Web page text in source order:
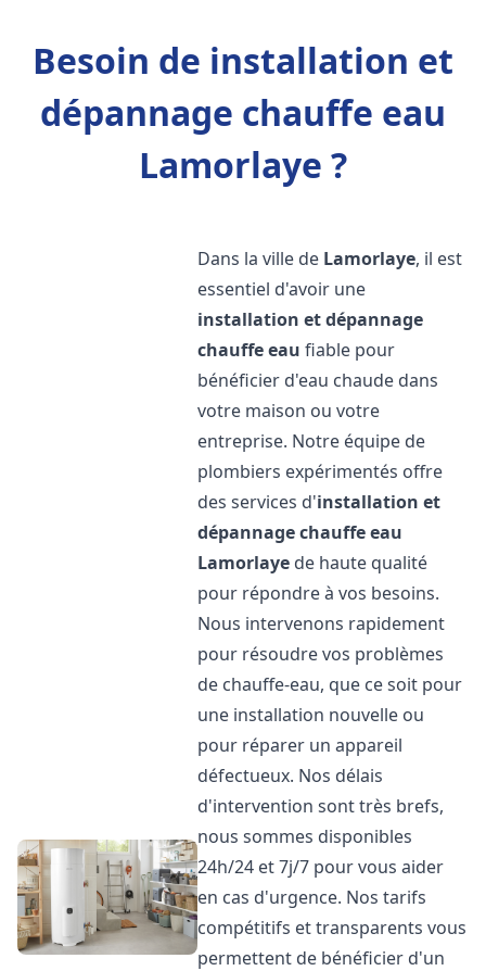
Besoin de installation et
dépannage chauffe eau
Lamorlaye ?
Dans la ville de Lamorlaye, il est
essentiel d'avoir une
installation et dépannage
chauffe eau fiable pour
bénéficier d'eau chaude dans
votre maison ou votre
entreprise. Notre équipe de
plombiers expérimentés offre
des services d'installation et
dépannage chauffe eau
Lamorlaye de haute qualité
pour répondre à vos besoins.
Nous intervenons rapidement
pour résoudre vos problèmes
de chauffe-eau, que ce soit pour
une installation nouvelle ou
pour réparer un appareil
défectueux. Nos délais
d'intervention sont très brefs,
nous sommes disponibles
24h/24 et 7j/7 pour vous aider
en cas d'urgence. Nos tarifs
compétitifs et transparents vous
permettent de bénéficier d'un